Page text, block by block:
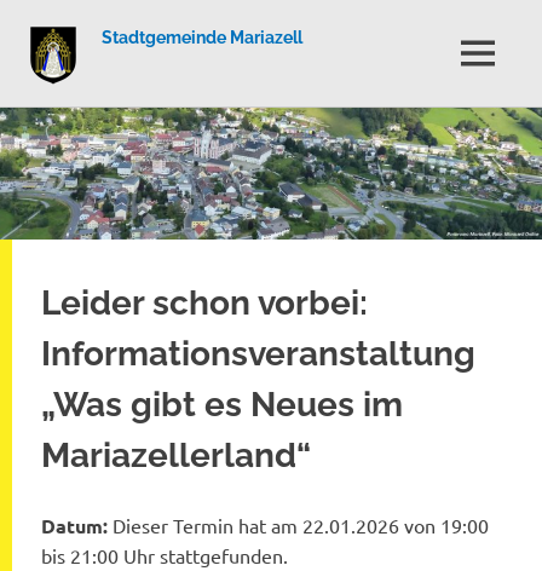
Zum
Inhalt
springen
Stadtgemeinde Mariazell
MENÜ
Leider schon vorbei:
Informationsveranstaltung
„Was gibt es Neues im
Mariazellerland“
Datum: Dieser Termin hat am 22.01.2026 von 19:00
bis 21:00 Uhr stattgefunden.